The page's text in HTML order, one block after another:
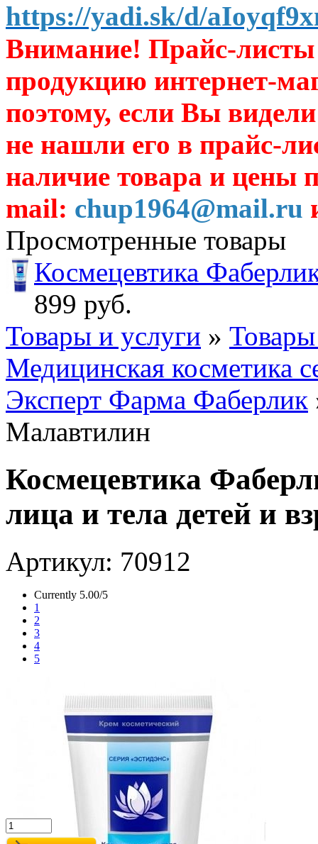
https://yadi.sk/d/
Внимание! Прайс-листы
продукцию интернет-
поэтому, если Вы
не нашли его в прайс-
наличие товара и цены
mail: chup1964@mail.ru
Просмотренные товары
Космецевтика
899 руб.
Товары и услуги »
Медицинская косметика
Эксперт Фарма Фаберлик
Малавтилин
Космецевтика
лица и тела детей и
Артикул: 70912
Currently 5.00/5
1
2
3
4
5